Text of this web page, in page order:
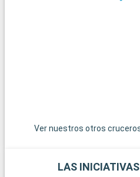
Ver nuestros otros
LAS